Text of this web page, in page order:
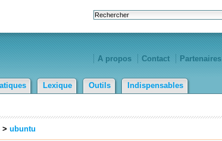
A propos Contact Partenaires
Lexique Outils Indispensables
> ubuntu